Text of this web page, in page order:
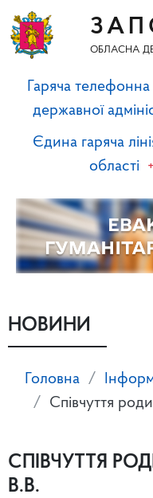
ОБЛАСНА
Гаряча телефонна
державної
Єдина гаряча
області
НОВИНИ
Головна
Співчуття
СПІВЧУТТЯ
В.В.